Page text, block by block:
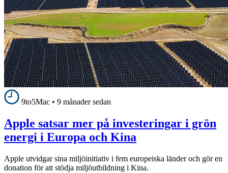
9to5Mac • 9 månader sedan
Apple satsar mer på investeringar i grön
energi i Europa och Kina
Apple utvidgar sina miljöinitiativ i fem europeiska länder och gör en
donation för att stödja miljöutbildning i Kina.